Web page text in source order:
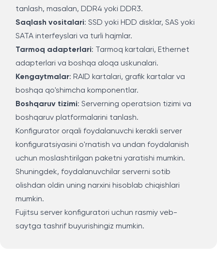
tanlash, masalan, DDR4 yoki DDR3.
Saqlash vositalari: SSD yoki HDD disklar, SAS yoki
SATA interfeyslari va turli hajmlar.
Tarmoq adapterlari: Tarmoq kartalari, Ethernet
adapterlari va boshqa aloqa uskunalari.
Kengaytmalar: RAID kartalari, grafik kartalar va
boshqa qo'shimcha komponentlar.
Boshqaruv tizimi: Serverning operatsion tizimi va
boshqaruv platformalarini tanlash.
Konfigurator orqali foydalanuvchi kerakli server
konfiguratsiyasini o'rnatish va undan foydalanish
uchun moslashtirilgan paketni yaratishi mumkin.
Shuningdek, foydalanuvchilar serverni sotib
olishdan oldin uning narxini hisoblab chiqishlari
mumkin.
Fujitsu server konfiguratori uchun rasmiy veb-
saytga tashrif buyurishingiz mumkin.